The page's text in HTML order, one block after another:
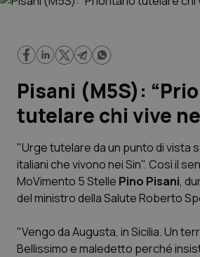
Cronache
Governo e Parlamento
Regioni e Asl
Lavoro e Professioni
Scienza e Farmaci
Studi e Analisi
Pisani (M5S):
tutelare chi vive
"Urge tutelare da un punto di vista
italiani che vivono nei Sin". Così il
MoVimento 5 Stelle Pino Pisani,
del ministro della Salute Roberto
"Vengo da Augusta, in Sicilia. Un
Bellissimo e maledetto perché